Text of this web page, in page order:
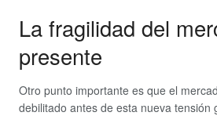
La fragilidad del
presente
Otro punto importante es que el
debilitado antes de esta nueva tensión